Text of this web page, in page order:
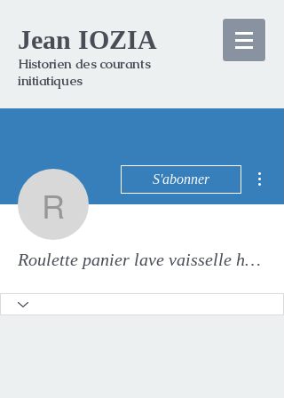
Jean IOZIA
Historien des courants
initiatiques
Roulette panier
S'abonner
Roulette panier lave vaisselle haier